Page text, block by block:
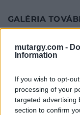
mutargy.com -
Information
If you wish to opt-
processing of your
targeted advertising
section to confirm
GALÉRIA
KAPCSOLÓDÓ